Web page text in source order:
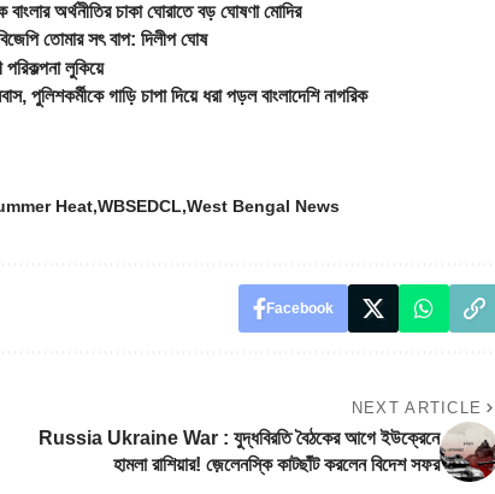
অর্থনীতির চাকা ঘোরাতে বড় ঘোষণা মোদির
তোমার সৎ বাপ: দিলীপ ঘোষ
লুকিয়ে
গাড়ি চাপা দিয়ে ধরা পড়ল বাংলাদেশি নাগরিক
Heat WBSEDCL West Bengal News
Facebook
NEXT ARTICLE
Russia Ukraine War : যুদ্ধবিরতি বৈঠকের আগে ইউক্রেনে
হামলা রাশিয়ার! জ়েলেনস্কি কাটছাঁট করলেন বিদেশ সফর